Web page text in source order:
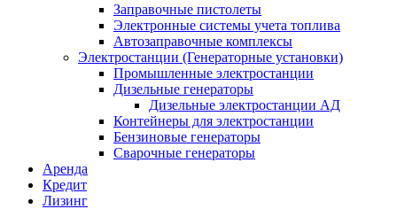
Заправочные пистолеты
Электронные системы учета топлива
Автозаправочные комплексы
Электростанции (Генераторные установки)
Промышленные электростанции
Дизельные генераторы
Дизельные электростанции АД
Контейнеры для электростанции
Бензиновые генераторы
Сварочные генераторы
Аренда
Кредит
Лизинг